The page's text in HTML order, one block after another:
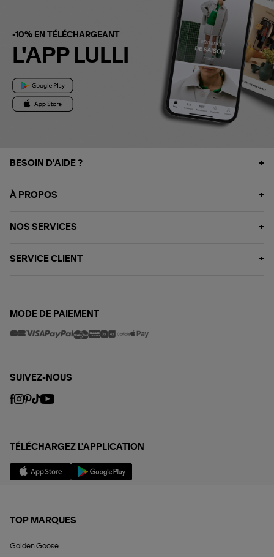
-10% EN TÉLÉCHARGEANT
L'APP LULLI
BESOIN D'AIDE ?
À PROPOS
NOS SERVICES
SERVICE CLIENT
MODE DE PAIEMENT
SUIVEZ-NOUS
TÉLÉCHARGEZ L'APPLICATION
TOP MARQUES
Golden Goose